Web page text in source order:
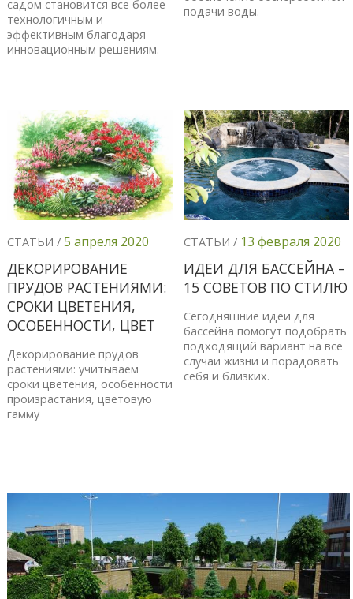
садом становится все более
технологичным и
эффективным благодаря
инновационным решениям.
подачи воды.
СТАТЬИ / 5 апреля 2020
ДЕКОРИРОВАНИЕ
ПРУДОВ РАСТЕНИЯМИ:
СРОКИ ЦВЕТЕНИЯ,
ОСОБЕННОСТИ, ЦВЕТ
Декорирование прудов
растениями: учитываем
сроки цветения, особенности
произрастания, цветовую
гамму
СТАТЬИ / 13 февраля 2020
ИДЕИ ДЛЯ БАССЕЙНА –
15 СОВЕТОВ ПО СТИЛЮ
Сегодняшние идеи для
бассейна помогут подобрать
подходящий вариант на все
случаи жизни и порадовать
себя и близких.